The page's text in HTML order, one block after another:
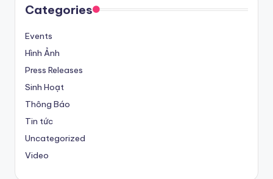
Categories
Events
Hình Ảnh
Press Releases
Sinh Hoạt
Thông Báo
Tin tức
Uncategorized
Video